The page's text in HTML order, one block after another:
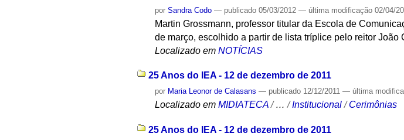
porSandra Codo — publicado 05/03/2012— última modificação 02/04/
Martin Grossmann, professor titular da Escola de
de março, escolhido a partir de lista tríplice pelo reitor João
Localizado em NOTÍCIAS
25 Anos do IEA - 12 de dezembro de 2011
por Maria Leonor de Calasans — publicado 12/12/2011— última
Localizado em MIDIATECA /…/Institucional /Cerimônias
25 Anos do IEA - 12 de dezembro de 2011